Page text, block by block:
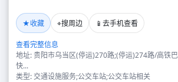
★收藏 ⌖搜周边 📱 去手机查看
查看完整信息
地址: 贵阳市乌当区(停运)270路;(停运)274路/高铁
快...
类型: 交通设施服务;公交车站;公交车站相关